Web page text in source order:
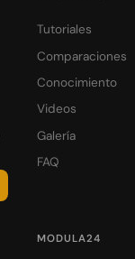
Tutoriales
Comparaciones
Conocimiento
Videos
Galería
FAQ
MODULA24